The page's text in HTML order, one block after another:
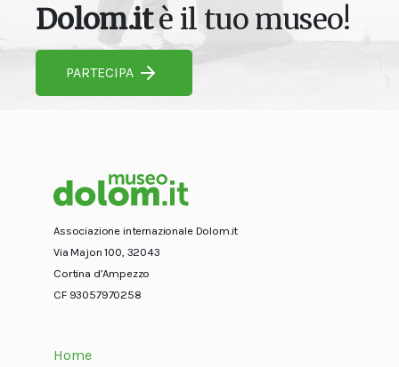
Dolom.itè il tuo museo!
PARTECIPA
Associazione internazionale Dolom.it
Via Majon 100, 32043
Cortina d’Ampezzo
CF 93057970258
Home